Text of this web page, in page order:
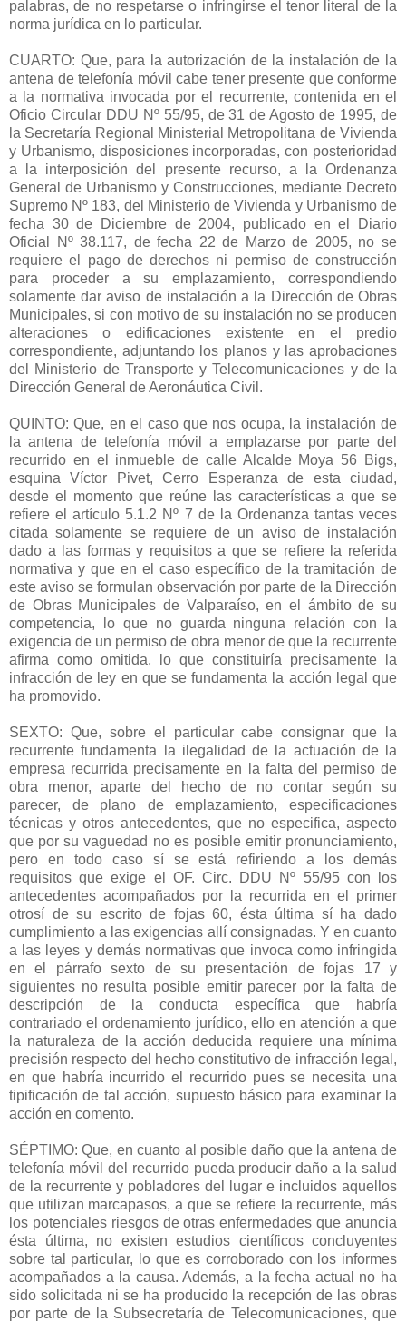
palabras, de no respetarse o infringirse el tenor literal de la
norma jurídica en lo particular.
CUARTO: Que, para la autorización de la instalación de la
antena de telefonía móvil cabe tener presente que conforme
a la normativa invocada por el recurrente, contenida en el
Oficio Circular DDU Nº 55/95, de 31 de Agosto de 1995, de
la Secretaría Regional Ministerial Metropolitana de Vivienda
y Urbanismo, disposiciones incorporadas, con posterioridad
a la interposición del presente recurso, a la Ordenanza
General de Urbanismo y Construcciones, mediante Decreto
Supremo Nº 183, del Ministerio de Vivienda y Urbanismo de
fecha 30 de Diciembre de 2004, publicado en el Diario
Oficial Nº 38.117, de fecha 22 de Marzo de 2005, no se
requiere el pago de derechos ni permiso de construcción
para proceder a su emplazamiento, correspondiendo
solamente dar aviso de instalación a la Dirección de Obras
Municipales, si con motivo de su instalación no se producen
alteraciones o edificaciones existente en el predio
correspondiente, adjuntando los planos y las aprobaciones
del Ministerio de Transporte y Telecomunicaciones y de la
Dirección General de Aeronáutica Civil.
QUINTO: Que, en el caso que nos ocupa, la instalación de
la antena de telefonía móvil a emplazarse por parte del
recurrido en el inmueble de calle Alcalde Moya 56 Bigs,
esquina Víctor Pivet, Cerro Esperanza de esta ciudad,
desde el momento que reúne las características a que se
refiere el artículo 5.1.2 Nº 7 de la Ordenanza tantas veces
citada solamente se requiere de un aviso de instalación
dado a las formas y requisitos a que se refiere la referida
normativa y que en el caso específico de la tramitación de
este aviso se formulan observación por parte de la Dirección
de Obras Municipales de Valparaíso, en el ámbito de su
competencia, lo que no guarda ninguna relación con la
exigencia de un permiso de obra menor de que la recurrente
afirma como omitida, lo que constituiría precisamente la
infracción de ley en que se fundamenta la acción legal que
ha promovido.
SEXTO: Que, sobre el particular cabe consignar que la
recurrente fundamenta la ilegalidad de la actuación de la
empresa recurrida precisamente en la falta del permiso de
obra menor, aparte del hecho de no contar según su
parecer, de plano de emplazamiento, especificaciones
técnicas y otros antecedentes, que no especifica, aspecto
que por su vaguedad no es posible emitir pronunciamiento,
pero en todo caso sí se está refiriendo a los demás
requisitos que exige el OF. Circ. DDU Nº 55/95 con los
antecedentes acompañados por la recurrida en el primer
otrosí de su escrito de fojas 60, ésta última sí ha dado
cumplimiento a las exigencias allí consignadas. Y en cuanto
a las leyes y demás normativas que invoca como infringida
en el párrafo sexto de su presentación de fojas 17 y
siguientes no resulta posible emitir parecer por la falta de
descripción de la conducta específica que habría
contrariado el ordenamiento jurídico, ello en atención a que
la naturaleza de la acción deducida requiere una mínima
precisión respecto del hecho constitutivo de infracción legal,
en que habría incurrido el recurrido pues se necesita una
tipificación de tal acción, supuesto básico para examinar la
acción en comento.
SÉPTIMO: Que, en cuanto al posible daño que la antena de
telefonía móvil del recurrido pueda producir daño a la salud
de la recurrente y pobladores del lugar e incluidos aquellos
que utilizan marcapasos, a que se refiere la recurrente, más
los potenciales riesgos de otras enfermedades que anuncia
ésta última, no existen estudios científicos concluyentes
sobre tal particular, lo que es corroborado con los informes
acompañados a la causa. Además, a la fecha actual no ha
sido solicitada ni se ha producido la recepción de las obras
por parte de la Subsecretaría de Telecomunicaciones, que